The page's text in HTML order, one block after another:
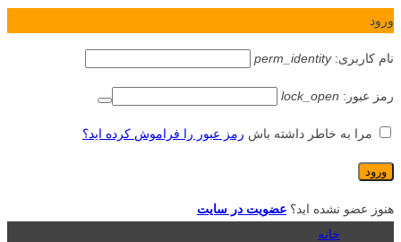
ورود
نام کاربری:perm_identity
رمز عبور: lock_open
مرا به خاطر داشته باش رمز عبور را فراموش کرده اید؟
هنوز عضو نشده اید؟ عضویت در سایت
خانه